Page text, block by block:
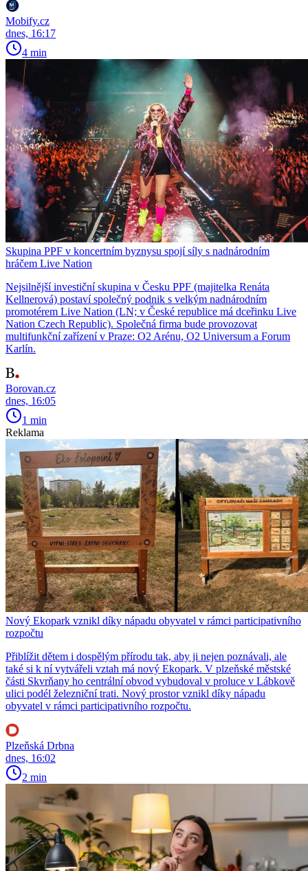
Mobify.cz
dnes, 16:17
4 min
Skupina PPF v koncertním byznysu spojí síly s nadnárodním
hráčem Live Nation
Nejsilnější investiční skupina v Česku PPF (majitelka Renáta
Kellnerová) postaví společný podnik s velkým nadnárodním
promotérem Live Nation (LN; v České republice má dceřinku Live
Nation Czech Republic). Společná firma bude provozovat
multifunkční zařízení v Praze: O2 Arénu, O2 Universum a Forum
Karlín.
Borovan.cz
dnes, 16:05
1 min
Reklama
Nový Ekopark vznikl díky nápadu obyvatel v rámci participativního
rozpočtu
Přiblížit dětem i dospělým přírodu tak, aby ji nejen poznávali, ale
také si k ní vytvářeli vztah má nový Ekopark. V plzeňské městské
části Skvrňany ho centrální obvod vybudoval v proluce v Lábkově
ulici podél železniční trati. Nový prostor vznikl díky nápadu
obyvatel v rámci participativního rozpočtu.
Plzeňská Drbna
dnes, 16:02
2 min